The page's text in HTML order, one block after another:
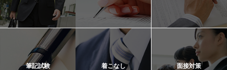
筆記試験 着こなし 面接対策